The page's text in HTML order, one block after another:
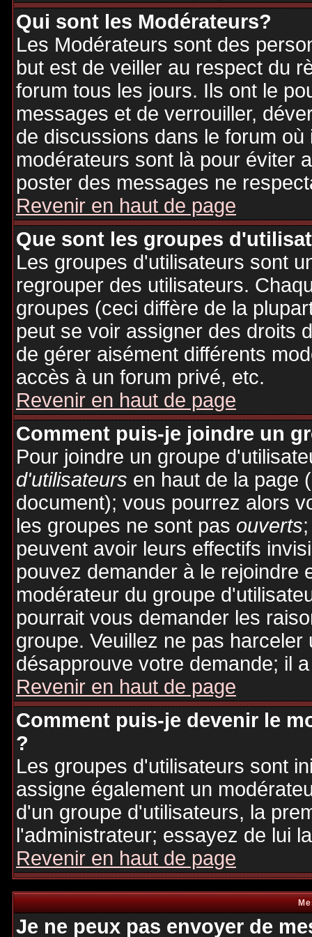
Qui sont les Modérateurs?
Les Modérateurs sont des
but est de veiller au respect du
forum tous les jours. Ils ont le
messages et de verrouiller,
de discussions dans le forum
modérateurs sont là pour éviter
poster des messages ne
Revenir en haut de page
Que sont les groupes
Les groupes d'utilisateurs sont
regrouper des utilisateurs.
groupes (ceci diffère de la
peut se voir assigner des droits
de gérer aisément différents
accès à un forum privé, etc.
Revenir en haut de page
Comment puis-je joindre un
Pour joindre un groupe
d'utilisateursen haut de la page
document); vous pourrez alors
les groupes ne sont pasouverts
peuvent avoir leurs effectifs
pouvez demander à le rejoindre
modérateur du groupe
pourrait vous demander les
groupe. Veuillez ne pas
désapprouve votre demande; il
Revenir en haut de page
Comment puis-je devenir le
?
Les groupes d'utilisateurs sont
assigne également un
d'un groupe d'utilisateurs, la
l'administrateur; essayez de lui
Revenir en haut de page
Je ne peux pas envoyer de